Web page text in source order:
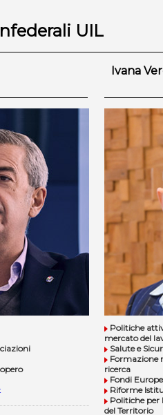
UIL
Ivana
Politiche
mercato del
Salute e
Formazione
ricerca
Fondi
Riforme
Politiche per
del Territorio